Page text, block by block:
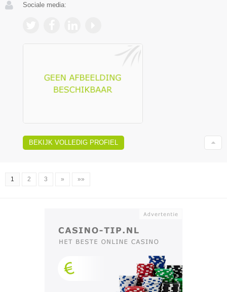
Sociale media:
BEKIJK VOLLEDIG PROFIEL
1 2 3 » »»